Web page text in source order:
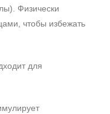
Физически
чтобы избежать
для